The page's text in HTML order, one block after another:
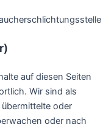
auf diesen Seiten
Wir sind als
oder
oder nach